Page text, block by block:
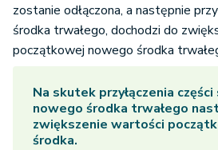
zostanie odłączona, a następnie
środka trwałego, dochodzi do
początkowej nowego środka
Na skutek przyłączenia
nowego środka trwałego
zwiększenie wartości
środka.